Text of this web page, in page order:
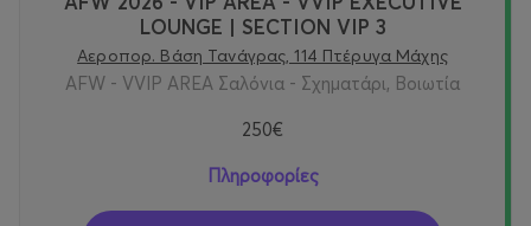
LOUNGE | SECTION VIP 3
Αεροπορ. Βάση Τανάγρας, 114 Πτέρυγα Μάχης
AFW - VVIP AREA Σαλόνια - Σχηματάρι, Βοιωτία
250€
Πληροφορίες